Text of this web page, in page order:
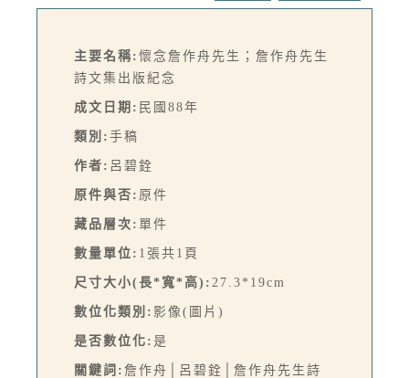
主要名稱: 懷念詹作舟先生；詹作舟先生
詩文集出版紀念
成文日期: 民國88年
類別: 手稿
作者: 呂碧銓
原件與否: 原件
藏品層次: 單件
數量單位: 1張共1頁
尺寸大小(長*寬*高): 27.3*19cm
數位化類別: 影像(圖片)
是否數位化: 是
關鍵詞: 詹作舟│呂碧銓│詹作舟先生詩